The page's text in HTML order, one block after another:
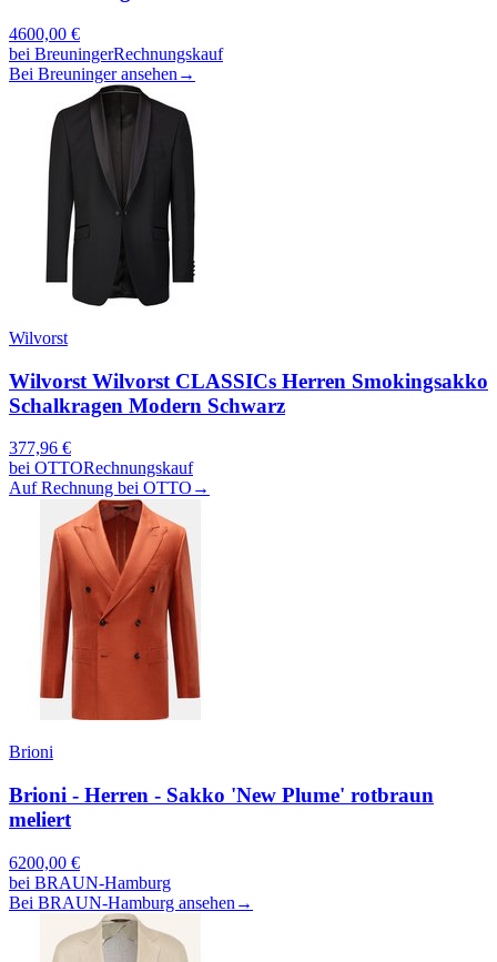
4600,00 €
bei BreuningerRechnungskauf
Bei Breuninger ansehen →
Wilvorst
Wilvorst Wilvorst CLASSICs Herren Smokingsakko
Schalkragen Modern Schwarz
377,96 €
bei OTTORechnungskauf
Auf Rechnung bei OTTO →
Brioni
Brioni - Herren - Sakko 'New Plume' rotbraun
meliert
6200,00 €
bei BRAUN-Hamburg
Bei BRAUN-Hamburg ansehen →